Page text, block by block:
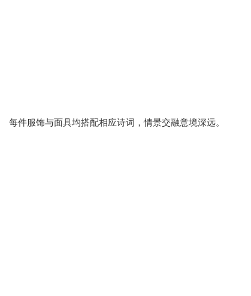
每件服饰与面具均搭配相应诗词，情景交融意境深远。